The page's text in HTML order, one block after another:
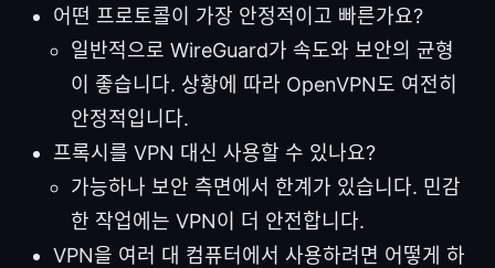
어떤 프로토콜이 가장 안정적이고 빠른가요?
일반적으로 WireGuard가 속도와 보안의 균형
이 좋습니다. 상황에 따라 OpenVPN도 여전히
안정적입니다.
프록시를 VPN 대신 사용할 수 있나요?
가능하나 보안 측면에서 한계가 있습니다. 민감
한 작업에는 VPN이 더 안전합니다.
VPN을 여러 대 컴퓨터에서 사용하려면 어떻게 하